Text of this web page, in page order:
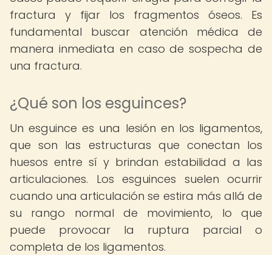
fractura y fijar los fragmentos óseos. Es
fundamental buscar atención médica de
manera inmediata en caso de sospecha de
una fractura.
¿Qué son los esguinces?
Un esguince es una lesión en los ligamentos,
que son las estructuras que conectan los
huesos entre sí y brindan estabilidad a las
articulaciones. Los esguinces suelen ocurrir
cuando una articulación se estira más allá de
su rango normal de movimiento, lo que
puede provocar la ruptura parcial o
completa de los ligamentos.